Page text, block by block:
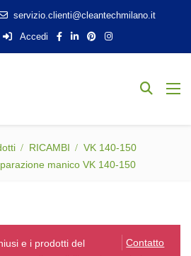
servizio.clienti@cleantechmilano.it
Accedi
RICAMBI
VK 140-150
manico VK 140-150
Contatto
e i prodotti del